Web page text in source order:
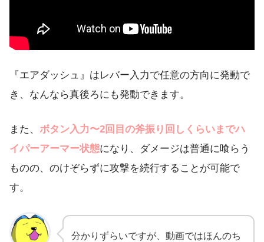
『エアダッシュ』はレバー入力で任意の方向に発動で
き、なんなら真後ろにも発動できます。
また、 ボタン入力〜2回目の斧振り回しくらいまでハ
イパーアーマー状態になり、ダメージは普通に喰らう
ものの、のけぞらずに攻撃を続行することが可能で
す。
分かりずらいですが、動画ではほんのち